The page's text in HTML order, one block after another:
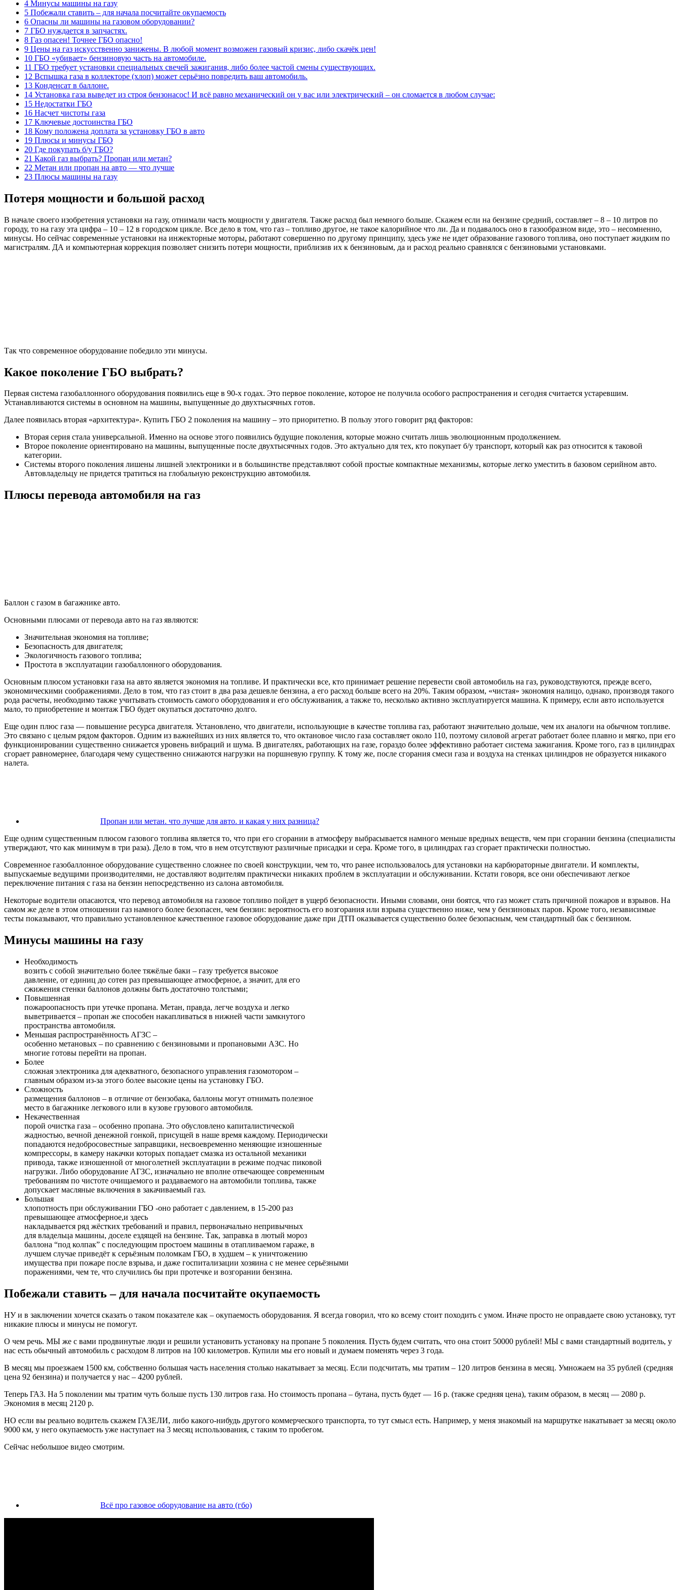
4 Минусы машины на газу
5 Побежали ставить – для начала посчитайте окупаемость
6 Опасны ли машины на газовом оборудовании?
7 ГБО нуждается в запчастях.
8 Газ опасен! Точнее ГБО опасно!
9 Цены на газ искусственно занижены. В любой момент возможен газовый кризис, либо скачёк цен!
10 ГБО «убивает» бензиновую часть на автомобиле.
11 ГБО требует установки специальных свечей зажигания, либо более частой смены существующих.
12 Вспышка газа в коллекторе (хлоп) может серьёзно повредить ваш автомобиль.
13 Конденсат в баллоне.
14 Установка газа выведет из строя бензонасос! И всё равно механический он у вас или электрический – он сломается в любом случае:
15 Недостатки ГБО
16 Насчет чистоты газа
17 Ключевые достоинства ГБО
18 Кому положена доплата за установку ГБО в авто
19 Плюсы и минусы ГБО
20 Где покупать б/у ГБО?
21 Какой газ выбрать? Пропан или метан?
22 Метан или пропан на авто — что лучше
23 Плюсы машины на газу
Потеря мощности и большой расход
В начале своего изобретения установки на газу, отнимали часть мощности у двигателя. Также расход был немного больше. Скажем если на бензине средний, составляет – 8 – 10 литров по
городу, то на газу эта цифра – 10 – 12 в городском цикле. Все дело в том, что газ – топливо другое, не такое калорийное что ли. Да и подавалось оно в газообразном виде, это – несомненно,
минусы. Но сейчас современные установки на инжекторные моторы, работают совершенно по другому принципу, здесь уже не идет образование газового топлива, оно поступает жидким по
магистралям. ДА и компьютерная коррекция позволяет снизить потери мощности, приблизив их к бензиновым, да и расход реально сравнялся с бензиновыми установками.
Так что современное оборудование победило эти минусы.
Какое поколение ГБО выбрать?
Первая система газобаллонного оборудования появились еще в 90-х годах. Это первое поколение, которое не получила особого распространения и сегодня считается устаревшим.
Устанавливаются системы в основном на машины, выпущенные до двухтысячных готов.
Далее появилась вторая «архитектура». Купить ГБО 2 поколения на машину – это приоритетно. В пользу этого говорит ряд факторов:
Вторая серия стала универсальной. Именно на основе этого появились будущие поколения, которые можно считать лишь эволюционным продолжением.
Второе поколение ориентировано на машины, выпущенные после двухтысячных годов. Это актуально для тех, кто покупает б/у транспорт, который как раз относится к таковой
категории.
Системы второго поколения лишены лишней электроники и в большинстве представляют собой простые компактные механизмы, которые легко уместить в базовом серийном авто.
Автовладельцу не придется тратиться на глобальную реконструкцию автомобиля.
Плюсы перевода автомобиля на газ
Баллон с газом в багажнике авто.
Основными плюсами от перевода авто на газ являются:
Значительная экономия на топливе;
Безопасность для двигателя;
Экологичность газового топлива;
Простота в эксплуатации газобаллонного оборудования.
Основным плюсом установки газа на авто является экономия на топливе. И практически все, кто принимает решение перевести свой автомобиль на газ, руководствуются, прежде всего,
экономическими соображениями. Дело в том, что газ стоит в два раза дешевле бензина, а его расход больше всего на 20%. Таким образом, «чистая» экономия налицо, однако, производя такого
рода расчеты, необходимо также учитывать стоимость самого оборудования и его обслуживания, а также то, несколько активно эксплуатируется машина. К примеру, если авто используется
мало, то приобретение и монтаж ГБО будет окупаться достаточно долго.
Еще один плюс газа — повышение ресурса двигателя. Установлено, что двигатели, использующие в качестве топлива газ, работают значительно дольше, чем их аналоги на обычном топливе.
Это связано с целым рядом факторов. Одним из важнейших из них является то, что октановое число газа составляет около 110, поэтому силовой агрегат работает более плавно и мягко, при его
функционировании существенно снижается уровень вибраций и шума. В двигателях, работающих на газе, гораздо более эффективно работает система зажигания. Кроме того, газ в цилиндрах
сгорает равномернее, благодаря чему существенно снижаются нагрузки на поршневую группу. К тому же, после сгорания смеси газа и воздуха на стенках цилиндров не образуется никакого
налета.
Пропан или метан. что лучше для авто. и какая у них разница?
Еще одним существенным плюсом газового топлива является то, что при его сгорании в атмосферу выбрасывается намного меньше вредных веществ, чем при сгорании бензина (специалисты
утверждают, что как минимум в три раза). Дело в том, что в нем отсутствуют различные присадки и сера. Кроме того, в цилиндрах газ сгорает практически полностью.
Современное газобаллонное оборудование существенно сложнее по своей конструкции, чем то, что ранее использовалось для установки на карбюраторные двигатели. И комплекты,
выпускаемые ведущими производителями, не доставляют водителям практически никаких проблем в эксплуатации и обслуживании. Кстати говоря, все они обеспечивают легкое
переключение питания с газа на бензин непосредственно из салона автомобиля.
Некоторые водители опасаются, что перевод автомобиля на газовое топливо пойдет в ущерб безопасности. Иными словами, они боятся, что газ может стать причиной пожаров и взрывов. На
самом же деле в этом отношении газ намного более безопасен, чем бензин: вероятность его возгорания или взрыва существенно ниже, чем у бензиновых паров. Кроме того, независимые
тесты показывают, что правильно установленное качественное газовое оборудование даже при ДТП оказывается существенно более безопасным, чем стандартный бак с бензином.
Минусы машины на газу
Необходимость
возить с собой значительно более тяжёлые баки – газу требуется высокое
давление, от единиц до сотен раз превышающее атмосферное, а значит, для его
сжижения стенки баллонов должны быть достаточно толстыми;
Повышенная
пожароопасность при утечке пропана. Метан, правда, легче воздуха и легко
выветривается – пропан же способен накапливаться в нижней части замкнутого
пространства автомобиля.
Меньшая распространённость АГЗС –
особенно метановых – по сравнению с бензиновыми и пропановыми АЗС. Но
многие готовы перейти на пропан.
Более
сложная электроника для адекватного, безопасного управления газомотором –
главным образом из-за этого более высокие цены на установку ГБО.
Сложность
размещения баллонов – в отличие от бензобака, баллоны могут отнимать полезное
место в багажнике легкового или в кузове грузового автомобиля.
Некачественная
порой очистка газа – особенно пропана. Это обусловлено капиталистической
жадностью, вечной денежной гонкой, присущей в наше время каждому. Периодически
попадаются недобросовестные заправщики, несвоевременно меняющие изношенные
компрессоры, в камеру накачки которых попадает смазка из остальной механики
привода, также изношенной от многолетней эксплуатации в режиме подчас пиковой
нагрузки. Либо оборудование АГЗС, изначально не вполне отвечающее современным
требованиям по чистоте очищаемого и раздаваемого на автомобили топлива, также
допускает масляные включения в закачиваемый газ.
Большая
хлопотность при обслуживании ГБО -оно работает с давлением, в 15-200 раз
превышающее атмосферное,и здесь
накладывается ряд жёстких требований и правил, первоначально непривычных
для владельца машины, доселе ездящей на бензине. Так, заправка в лютый мороз
баллона “под колпак” с последующим простоем машины в отапливаемом гараже, в
лучшем случае приведёт к серьёзным поломкам ГБО, в худшем – к уничтожению
имущества при пожаре после взрыва, и даже госпитализации хозяина с не менее серьёзными
поражениями, чем те, что случились бы при протечке и возгорании бензина.
Побежали ставить – для начала посчитайте окупаемость
НУ и в заключении хочется сказать о таком показателе как – окупаемость оборудования. Я всегда говорил, что ко всему стоит походить с умом. Иначе просто не оправдаете свою установку, тут
никакие плюсы и минусы не помогут.
О чем речь. МЫ же с вами продвинутые люди и решили установить установку на пропане 5 поколения. Пусть будем считать, что она стоит 50000 рублей! МЫ с вами стандартный водитель, у
нас есть обычный автомобиль с расходом 8 литров на 100 километров. Купили мы его новый и думаем поменять через 3 года.
В месяц мы проезжаем 1500 км, собственно большая часть населения столько накатывает за месяц. Если подсчитать, мы тратим – 120 литров бензина в месяц. Умножаем на 35 рублей (средняя
цена 92 бензина) и получается у нас – 4200 рублей.
Теперь ГАЗ. На 5 поколении мы тратим чуть больше пусть 130 литров газа. Но стоимость пропана – бутана, пусть будет — 16 р. (также средняя цена), таким образом, в месяц — 2080 р.
Экономия в месяц 2120 р.
НО если вы реально водитель скажем ГАЗЕЛИ, либо какого-нибудь другого коммерческого транспорта, то тут смысл есть. Например, у меня знакомый на маршрутке накатывает за месяц около
9000 км, у него окупаемость уже наступает на 3 месяц использования, с таким то пробегом.
Сейчас небольшое видео смотрим.
Всё про газовое оборудование на авто (гбо)